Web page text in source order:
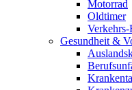
Motorrad
Oldtimer
Verkehrs-
Gesundheit &